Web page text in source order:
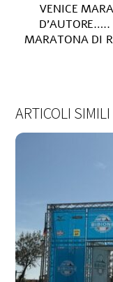
VENICE
D’AUTORE…..
MARATONA DI
ARTICOLI SIMILI